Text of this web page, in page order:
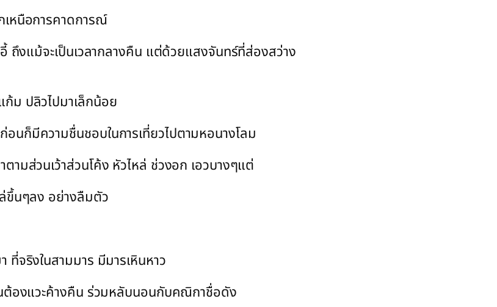
หนือการคาดการณ์
ถึงแม้จะเป็นเวลากลางคืน แต่ด้วยแสงจันทร์ที่ส่องสว่าง
ม ปลิวไปมาเล็กน้อย
นก็มีความชื่นชอบในการเที่ยวไปตามหอนางโลม
มส่วนเว้าส่วนโค้ง หัวไหล่ ช่วงอก เอวบางๆแต่
ขึ้นๆลง อย่างลืมตัว
จริงในสามมาร มีมารเหินหาว
ต้องแวะค้างคืน ร่วมหลับนอนกับคณิกาชื่อดัง